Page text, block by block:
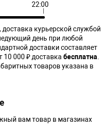
22:00
курьерской службой
день при любой
доставки составляет
10 000 ₽ доставка бесплатна.
товаров указана в
вам товар в магазинах